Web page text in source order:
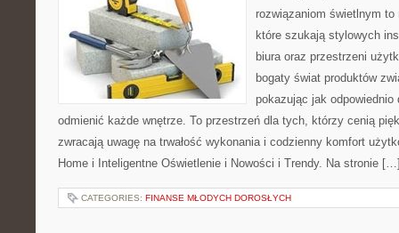
rozwiązaniom świetlnym
które szukają stylowych
biura oraz przestrzeni
bogaty świat produktów
pokazując jak odpowiednio
odmienić każde wnętrze. To przestrzeń dla tych, którzy cenią
zwracają uwagę na trwałość wykonania i codzienny komfort
Home i Inteligentne Oświetlenie i Nowości i Trendy. Na stronie
CATEGORIES: FINANSE MŁODYCH DOROSŁYCH